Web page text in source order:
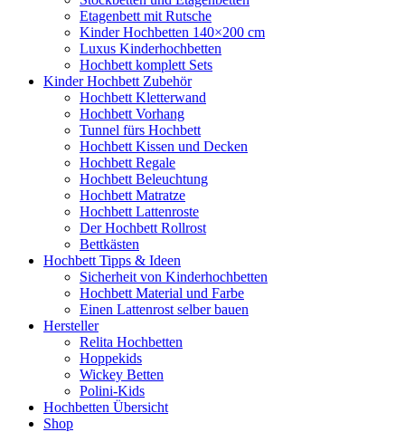
Etagenbett mit Rutsche
Kinder Hochbetten 140×200 cm
Luxus Kinderhochbetten
Hochbett komplett Sets
Kinder Hochbett Zubehör
Hochbett Kletterwand
Hochbett Vorhang
Tunnel fürs Hochbett
Hochbett Kissen und Decken
Hochbett Regale
Hochbett Beleuchtung
Hochbett Matratze
Hochbett Lattenroste
Der Hochbett Rollrost
Bettkästen
Hochbett Tipps & Ideen
Sicherheit von Kinderhochbetten
Hochbett Material und Farbe
Einen Lattenrost selber bauen
Hersteller
Relita Hochbetten
Hoppekids
Wickey Betten
Polini-Kids
Hochbetten Übersicht
Shop